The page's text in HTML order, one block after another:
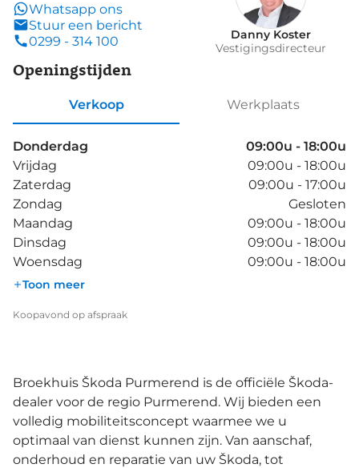
Whatsapp ons
Stuur een bericht
0299 - 314 100
Danny Koster
Vestigingsdirecteur
Openingstijden
Verkoop Werkplaats
Donderdag
09:00u - 18:00u
Vrijdag
09:00u - 18:00u
Zaterdag
09:00u - 17:00u
Zondag
Gesloten
Maandag
09:00u - 18:00u
Dinsdag
09:00u - 18:00u
Woensdag
09:00u - 18:00u
Toon meer
Koopavond op afspraak
Broekhuis Škoda Purmerend is de officiële Škoda-
dealer voor de regio Purmerend. Wij bieden een
volledig mobiliteitsconcept waarmee we u
optimaal van dienst kunnen zijn. Van aanschaf,
onderhoud en reparatie van uw Škoda, tot